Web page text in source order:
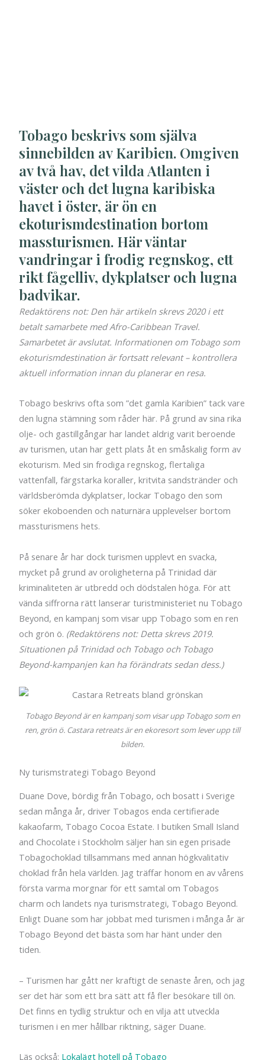
Tobago beskrivs som själva
sinnebilden av Karibien. Omgiven
av två hav, det vilda Atlanten i
väster och det lugna karibiska
havet i öster, är ön en
ekoturismdestination bortom
massturismen. Här väntar
vandringar i frodig regnskog, ett
rikt fågelliv, dykplatser och lugna
badvikar.
Redaktörens not: Den här artikeln skrevs 2020 i ett
betalt samarbete med Afro-Caribbean Travel.
Samarbetet är avslutat. Informationen om Tobago som
ekoturismdestination är fortsatt relevant – kontrollera
aktuell information innan du planerar en resa.
Tobago beskrivs ofta som ”det gamla Karibien” tack vare
den lugna stämning som råder här. På grund av sina rika
olje- och gastillgångar har landet aldrig varit beroende
av turismen, utan har gett plats åt en småskalig form av
ekoturism. Med sin frodiga regnskog, flertaliga
vattenfall, färgstarka koraller, kritvita sandstränder och
världsberömda dykplatser, lockar Tobago den som
söker ekoboenden och naturnära upplevelser bortom
massturismens hets.
På senare år har dock turismen upplevt en svacka,
mycket på grund av oroligheterna på Trinidad där
kriminaliteten är utbredd och dödstalen höga. För att
vända siffrorna rätt lanserar turistministeriet nu Tobago
Beyond, en kampanj som visar upp Tobago som en ren
och grön ö. (Redaktörens not: Detta skrevs 2019.
Situationen på Trinidad och Tobago och Tobago
Beyond-kampanjen kan ha förändrats sedan dess.)
Tobago Beyond är en kampanj som visar upp Tobago som en
ren, grön ö. Castara retreats är en ekoresort som lever upp till
bilden.
Ny turismstrategi Tobago Beyond
Duane Dove, bördig från Tobago, och bosatt i Sverige
sedan många år, driver Tobagos enda certifierade
kakaofarm, Tobago Cocoa Estate. I butiken Small Island
and Chocolate i Stockholm säljer han sin egen prisade
Tobagochoklad tillsammans med annan högkvalitativ
choklad från hela världen. Jag träffar honom en av vårens
första varma morgnar för ett samtal om Tobagos
charm och landets nya turismstrategi, Tobago Beyond.
Enligt Duane som har jobbat med turismen i många år är
Tobago Beyond det bästa som har hänt under den
tiden.
– Turismen har gått ner kraftigt de senaste åren, och jag
ser det här som ett bra sätt att få fler besökare till ön.
Det finns en tydlig struktur och en vilja att utveckla
turismen i en mer hållbar riktning, säger Duane.
Läs också: Lokalägt hotell på Tobago